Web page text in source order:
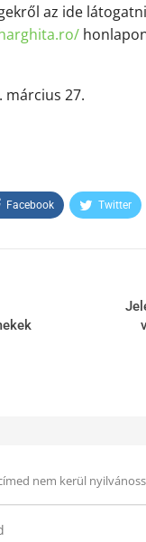
az ide
március 27.
Facebook Twitter
nem kerül